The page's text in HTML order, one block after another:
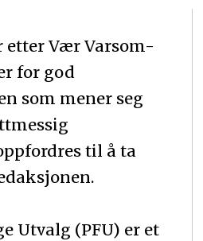
etter Vær Varsom-
for god
som mener seg
til å ta
Utvalg (PFU) er et